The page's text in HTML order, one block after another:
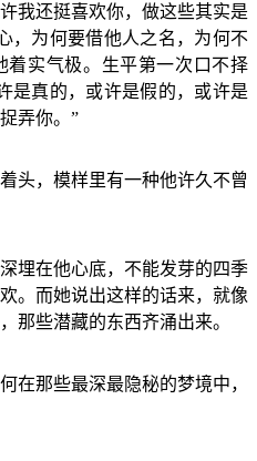
我还挺喜欢你，做这些其实是
，为何要借他人之名，为何不
着实气极。生平第一次口不择
是真的，或许是假的，或许是
弄你。”
头，模样里有一种他许久不曾
埋在他心底，不能发芽的四季
。而她说出这样的话来，就像
那些潜藏的东西齐涌出来。
在那些最深最隐秘的梦境中，